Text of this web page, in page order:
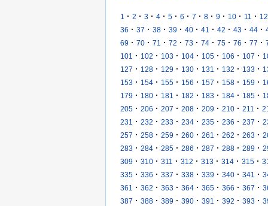
1 · 2 · 3 · 4 · 5 · 6 · 7 · 8 · 9 · 10 · 11 · 12
36 · 37 · 38 · 39 · 40 · 41 · 42 · 43 · 44 ·
69 · 70 · 71 · 72 · 73 · 74 · 75 · 76 · 77 ·
101
· 102 · 103 · 104 · 105 · 106 · 107 ·
127 · 128 · 129 · 130 · 131 · 132 · 133 ·
153 · 154 · 155 · 156 · 157 · 158 · 159 ·
179 · 180 · 181 · 182 · 183 · 184 · 185 ·
205 · 206 · 207 · 208 · 209 · 210 · 211 ·
231
· 232 · 233 · 234 · 235 · 236 · 237 ·
257 · 258 · 259 · 260 · 261 · 262 · 263 ·
283 · 284 · 285 · 286 · 287 · 288 · 289 ·
309 · 310 · 311 · 312 · 313 · 314 · 315 ·
335 · 336 · 337 · 338 · 339 · 340 · 341 ·
361
· 362 · 363 · 364 · 365 · 366 · 367 ·
387 · 388 · 389 · 390 · 391 · 392 · 393 ·